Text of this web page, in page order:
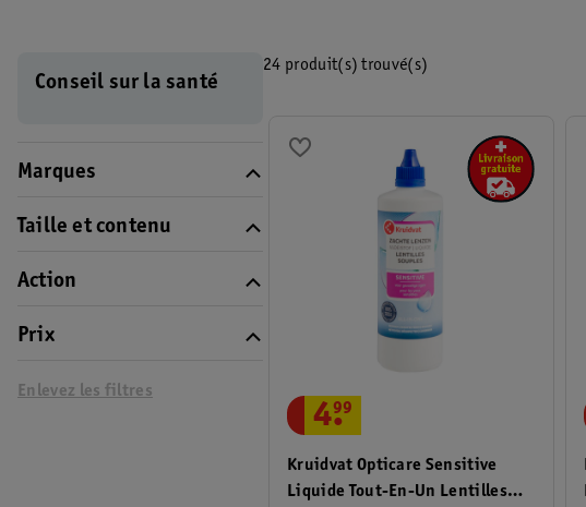
Conseil sur la santé
Marques
Taille et contenu
Action
Prix
Enlevez les filtres
24 produit(s) trouvé(s)
Kruidvat Opticare Sensitive
Liquide Tout-En-Un Lentilles
4.
99